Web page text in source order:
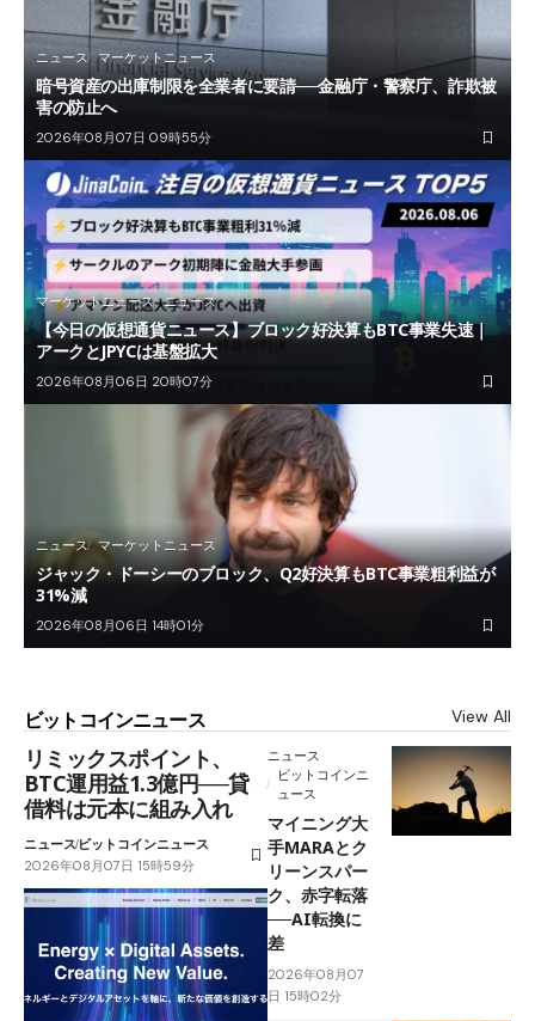
ニュース マーケットニュース
暗号資産の出庫制限を全業者に要請──金融庁・警察庁、詐欺被
害の防止へ
2026年08月07日 09時55分
マーケットニュース ニュース
【今日の仮想通貨ニュース】ブロック好決算もBTC事業失速｜
アークとJPYCは基盤拡大
2026年08月06日 20時07分
ニュース マーケットニュース
ジャック・ドーシーのブロック、Q2好決算もBTC事業粗利益が
31%減
2026年08月06日 14時01分
ビットコインニュース View All
リミックスポイント、
BTC運用益1.3億円──貸
借料は元本に組み入れ
ニュースビットコインニュース
2026年08月07日 15時59分
ニュース
ビットコインニ
ュース
マイニング大
手MARAとク
リーンスパー
ク、赤字転落
──AI転換に
差
2026年08月07
日 15時02分